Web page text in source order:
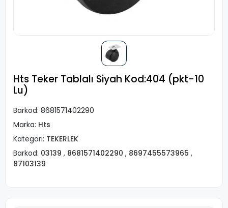
Hts Teker Tablalı Siyah Kod:404 (pkt-10
Lu)
Barkod: 8681571402290
Marka: Hts
Kategori: TEKERLEK
Barkod: 03139 , 8681571402290 , 8697455573965 ,
87103139